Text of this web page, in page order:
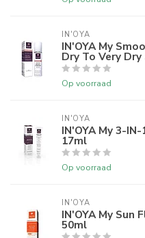
IN'OYA
IN'OYA My
Dry To Very
Op voorraad
IN'OYA
IN'OYA My 3-
17ml
Op voorraad
IN'OYA
IN'OYA My Sun
50ml